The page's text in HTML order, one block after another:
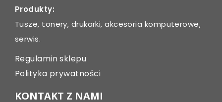
Produkty:
Tusze, tonery, drukarki, akcesoria komputerowe,
serwis.
Regulamin sklepu
Polityka prywatności
KONTAKT Z NAMI